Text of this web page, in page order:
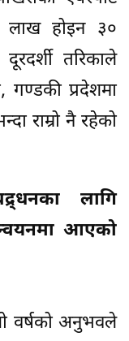
होइन ३०
तरिकाले
गण्डकी प्रदेशमा
राम्रो नै रहेको
लागि
आएको
वर्षको अनुभवले